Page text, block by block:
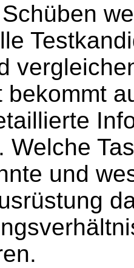
bekommt
Welche
und